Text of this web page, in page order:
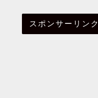
スポンサーリンク